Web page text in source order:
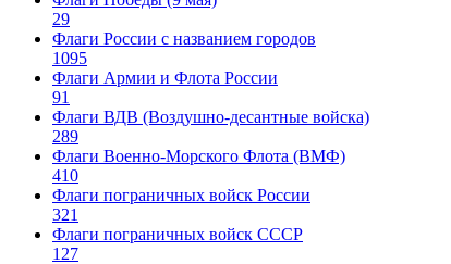
29
Флаги России с названием городов
1095
Флаги Армии и Флота России
91
Флаги ВДВ (Воздушно-десантные войска)
289
Флаги Военно-Морского Флота (ВМФ)
410
Флаги пограничных войск России
321
Флаги пограничных войск СССР
127